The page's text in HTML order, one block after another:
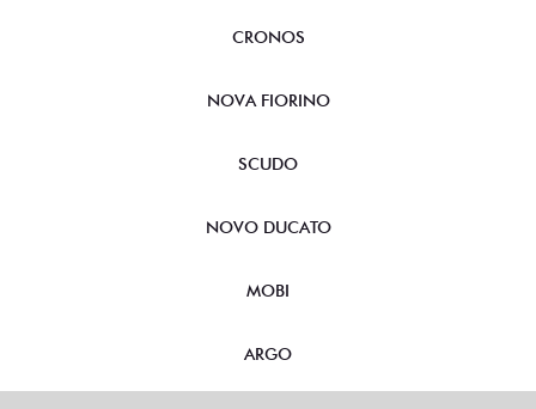
CRONOS
NOVA FIORINO
SCUDO
NOVO DUCATO
MOBI
ARGO